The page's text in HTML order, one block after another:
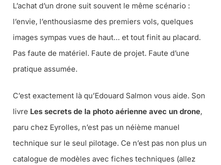
L’achat d’un drone suit souvent le même scénario :
l’envie, l’enthousiasme des premiers vols, quelques
images sympas vues de haut… et tout finit au placard.
Pas faute de matériel. Faute de projet. Faute d’une
pratique assumée.
C’est exactement là qu’Edouard Salmon vous aide. Son
livre Les secrets de la photo aérienne avec un drone,
paru chez Eyrolles, n’est pas un néième manuel
technique sur le seul pilotage. Ce n’est pas non plus un
catalogue de modèles avec fiches techniques (allez